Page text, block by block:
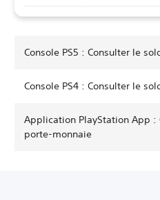
Console PS5 : Consulter le
Console PS4 : Consulter le
Application PlayStation App :
porte-monnaie